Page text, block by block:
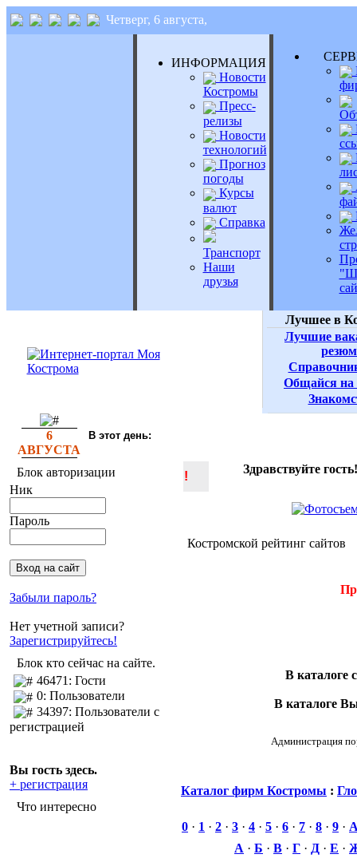
Четверг, 6 августа,
ИНФОРМАЦИЯ
Новости
Костромы
Пресс-
релизы
Новости
технологий
Прогноз
погоды
Курсы
валют
Справка
Транспорт
Наши
друзья
Лучшее в
Лучшие
Общайся на
6
АВГУСТА
В этот день:
Блок авторизации
Ник
Пароль
Забыли пароль?
Нет учетной записи?
Зарегистрируйтесь!
Блок кто сейчас на сайте.
46471: Гости
0: Пользователи
34397: Пользователи с
регистрацией
Вы гость здесь.
+ регистрация
Что интересно
!
Здравствуйте
Костромской рейтинг сайтов
В каталоге
В каталоге
Администрация
Каталог фирм Костромы :
0 · 1 · 2 · 3 · 4 · 5 · 6 · 7 · 8 · 9 ·
А · Б · В · Г · Д · Е ·